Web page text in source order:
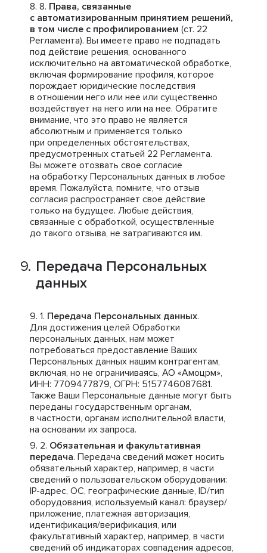
Права, связанные
с автоматизированным принятием решений,
в том числе с профилированием (ст. 22
Регламента). Вы имеете право не подпадать
под действие решения, основанного
исключительно на автоматической обработке,
включая формирование профиля, которое
порождает юридические последствия
в отношении него или нее или существенно
воздействует на него или на нее. Обратите
внимание, что это право не является
абсолютным и применяется только
при определенных обстоятельствах,
предусмотренных статьей 22 Регламента.
Вы можете отозвать свое согласие
на обработку Персональных данных в любое
время. Пожалуйста, помните, что отзыв
согласия распространяет свое действие
только на будущее. Любые действия,
связанные с обработкой, осуществленные
до такого отзыва, не затрагиваются им.
Передача Персональных
данных
Передача Персональных данных.
Для достижения целей Обработки
персональных данных, нам может
потребоваться предоставление Ваших
Персональных данных нашим контрагентам,
включая, но не ограничиваясь, АО «Амоцрм»,
ИНН: 7709477879, ОГРН: 5157746087681.
Также Ваши Персональные данные могут быть
переданы государственным органам,
в частности, органам исполнительной власти,
на основании их запроса.
Обязательная и факультативная
передача. Передача сведений может носить
обязательный характер, например, в части
сведений о пользовательском оборудовании:
IP-адрес, ОС, географические данные, ID/тип
оборудования, используемый канал: браузер/
приложение, платежная авторизация,
идентификация/верификация, или
факультативный характер, например, в части
сведений об индикаторах совпадения адресов,